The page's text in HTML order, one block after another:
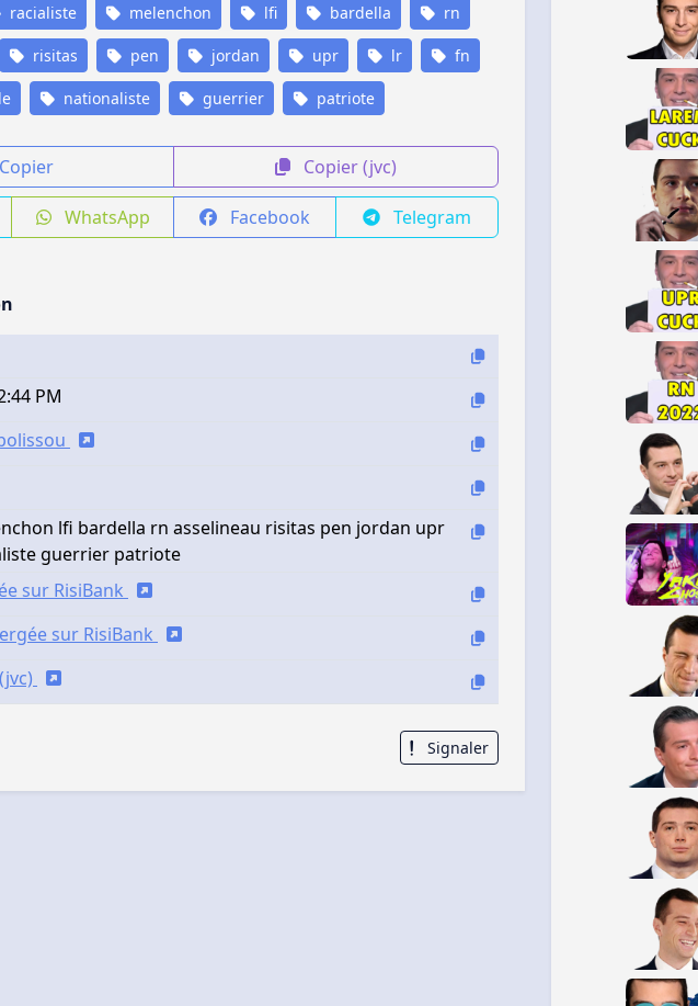
racialiste melenchon lfi bardella rn
risitas pen jordan upr lr fn
le nationaliste guerrier patriote
Copier Copier (jvc)
WhatsApp Facebook Telegram
PM
lfi bardella rn asselineau risitas pen jordan upr
guerrier patriote
sur RisiBank
sur RisiBank
Signaler